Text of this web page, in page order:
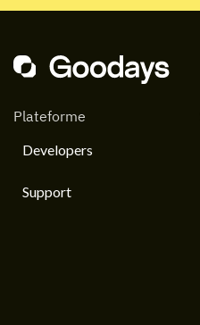
Plateforme
Developers
Support